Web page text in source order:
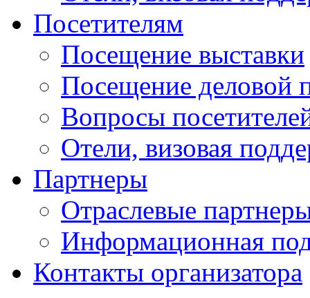
Посетителям
Посещение выставки
Посещение деловой
Вопросы
Отели, визовая
Партнеры
Отраслевые
Информационная
Контакты организатора